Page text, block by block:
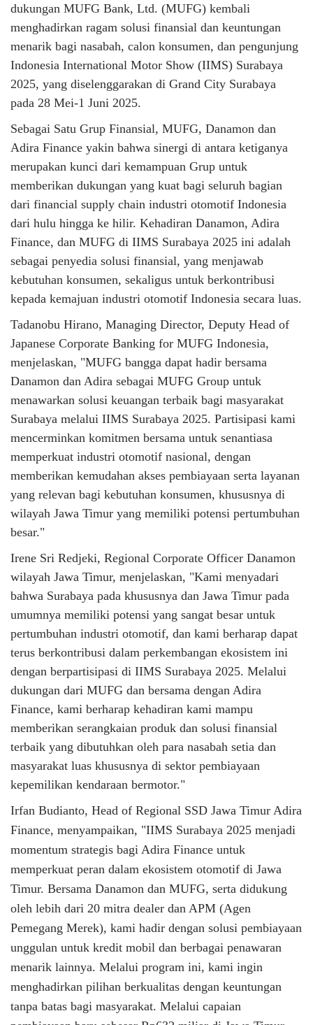
dukungan MUFG Bank, Ltd. (MUFG) kembali
menghadirkan ragam solusi finansial dan keuntungan
menarik bagi nasabah, calon konsumen, dan pengunjung
Indonesia International Motor Show (IIMS) Surabaya
2025, yang diselenggarakan di Grand City Surabaya
pada 28 Mei-1 Juni 2025.
Sebagai Satu Grup Finansial, MUFG, Danamon dan
Adira Finance yakin bahwa sinergi di antara ketiganya
merupakan kunci dari kemampuan Grup untuk
memberikan dukungan yang kuat bagi seluruh bagian
dari financial supply chain industri otomotif Indonesia
dari hulu hingga ke hilir. Kehadiran Danamon, Adira
Finance, dan MUFG di IIMS Surabaya 2025 ini adalah
sebagai penyedia solusi finansial, yang menjawab
kebutuhan konsumen, sekaligus untuk berkontribusi
kepada kemajuan industri otomotif Indonesia secara luas.
Tadanobu Hirano, Managing Director, Deputy Head of
Japanese Corporate Banking for MUFG Indonesia,
menjelaskan, "MUFG bangga dapat hadir bersama
Danamon dan Adira sebagai MUFG Group untuk
menawarkan solusi keuangan terbaik bagi masyarakat
Surabaya melalui IIMS Surabaya 2025. Partisipasi kami
mencerminkan komitmen bersama untuk senantiasa
memperkuat industri otomotif nasional, dengan
memberikan kemudahan akses pembiayaan serta layanan
yang relevan bagi kebutuhan konsumen, khususnya di
wilayah Jawa Timur yang memiliki potensi pertumbuhan
besar."
Irene Sri Redjeki, Regional Corporate Officer Danamon
wilayah Jawa Timur, menjelaskan, "Kami menyadari
bahwa Surabaya pada khususnya dan Jawa Timur pada
umumnya memiliki potensi yang sangat besar untuk
pertumbuhan industri otomotif, dan kami berharap dapat
terus berkontribusi dalam perkembangan ekosistem ini
dengan berpartisipasi di IIMS Surabaya 2025. Melalui
dukungan dari MUFG dan bersama dengan Adira
Finance, kami berharap kehadiran kami mampu
memberikan serangkaian produk dan solusi finansial
terbaik yang dibutuhkan oleh para nasabah setia dan
masyarakat luas khususnya di sektor pembiayaan
kepemilikan kendaraan bermotor."
Irfan Budianto, Head of Regional SSD Jawa Timur Adira
Finance, menyampaikan, "IIMS Surabaya 2025 menjadi
momentum strategis bagi Adira Finance untuk
memperkuat peran dalam ekosistem otomotif di Jawa
Timur. Bersama Danamon dan MUFG, serta didukung
oleh lebih dari 20 mitra dealer dan APM (Agen
Pemegang Merek), kami hadir dengan solusi pembiayaan
unggulan untuk kredit mobil dan berbagai penawaran
menarik lainnya. Melalui program ini, kami ingin
menghadirkan pilihan berkualitas dengan keuntungan
tanpa batas bagi masyarakat. Melalui capaian